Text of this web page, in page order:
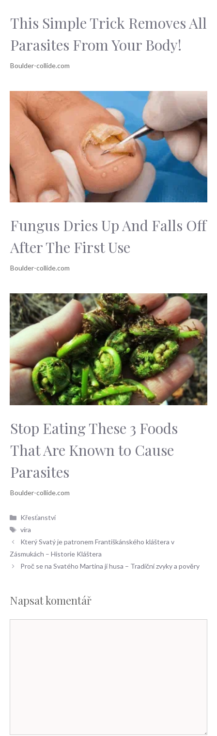
This Simple Trick Removes All
Parasites From Your Body!
Fungus Dries Up And Falls Off
After The First Use
Stop Eating These 3 Foods
That Are Known to Cause
Parasites
Rubriky
Křesťanství
Štítky
víra
Který Svatý je patronem Františkánského kláštera v
Zásmukách – Historie Kláštera
Proč se na Svatého Martina jí husa – Tradiční zvyky a pověry
Napsat komentář